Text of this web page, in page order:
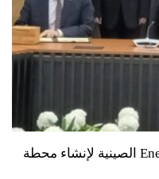
الكهرباء توقع مذكرة تفاهم مع Energy الصينية لإنشاء محطة